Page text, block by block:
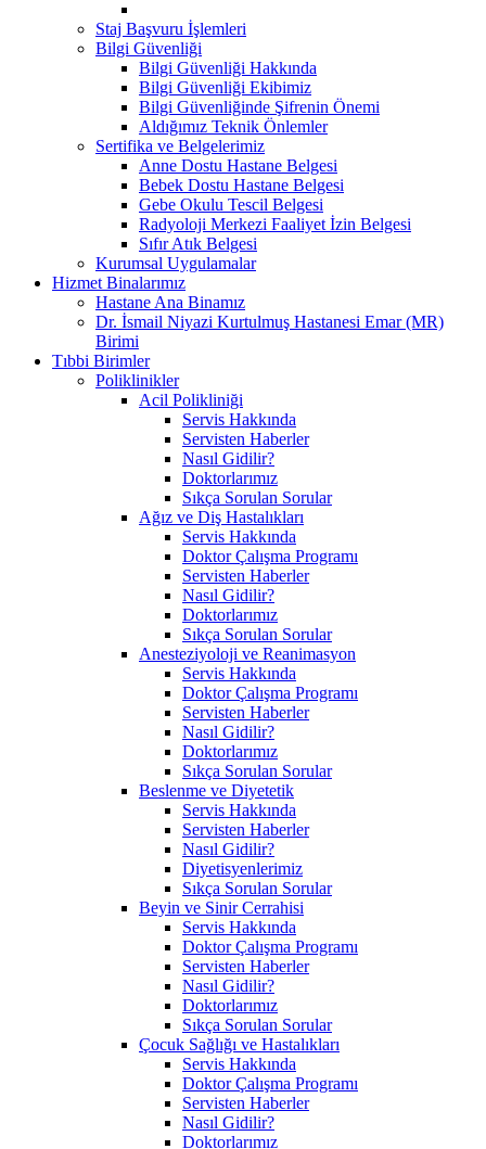
Staj Başvuru İşlemleri
Bilgi Güvenliği
Bilgi Güvenliği Hakkında
Bilgi Güvenliği Ekibimiz
Bilgi Güvenliğinde Şifrenin Önemi
Aldığımız Teknik Önlemler
Sertifika ve Belgelerimiz
Anne Dostu Hastane Belgesi
Bebek Dostu Hastane Belgesi
Gebe Okulu Tescil Belgesi
Radyoloji Merkezi Faaliyet İzin Belgesi
Sıfır Atık Belgesi
Kurumsal Uygulamalar
Hizmet Binalarımız
Hastane Ana Binamız
Dr. İsmail Niyazi Kurtulmuş Hastanesi Emar (MR)
Birimi
Tıbbi Birimler
Poliklinikler
Acil Polikliniği
Servis Hakkında
Servisten Haberler
Nasıl Gidilir?
Doktorlarımız
Sıkça Sorulan Sorular
Ağız ve Diş Hastalıkları
Servis Hakkında
Doktor Çalışma Programı
Servisten Haberler
Nasıl Gidilir?
Doktorlarımız
Sıkça Sorulan Sorular
Anesteziyoloji ve Reanimasyon
Servis Hakkında
Doktor Çalışma Programı
Servisten Haberler
Nasıl Gidilir?
Doktorlarımız
Sıkça Sorulan Sorular
Beslenme ve Diyetetik
Servis Hakkında
Servisten Haberler
Nasıl Gidilir?
Diyetisyenlerimiz
Sıkça Sorulan Sorular
Beyin ve Sinir Cerrahisi
Servis Hakkında
Doktor Çalışma Programı
Servisten Haberler
Nasıl Gidilir?
Doktorlarımız
Sıkça Sorulan Sorular
Çocuk Sağlığı ve Hastalıkları
Servis Hakkında
Doktor Çalışma Programı
Servisten Haberler
Nasıl Gidilir?
Doktorlarımız